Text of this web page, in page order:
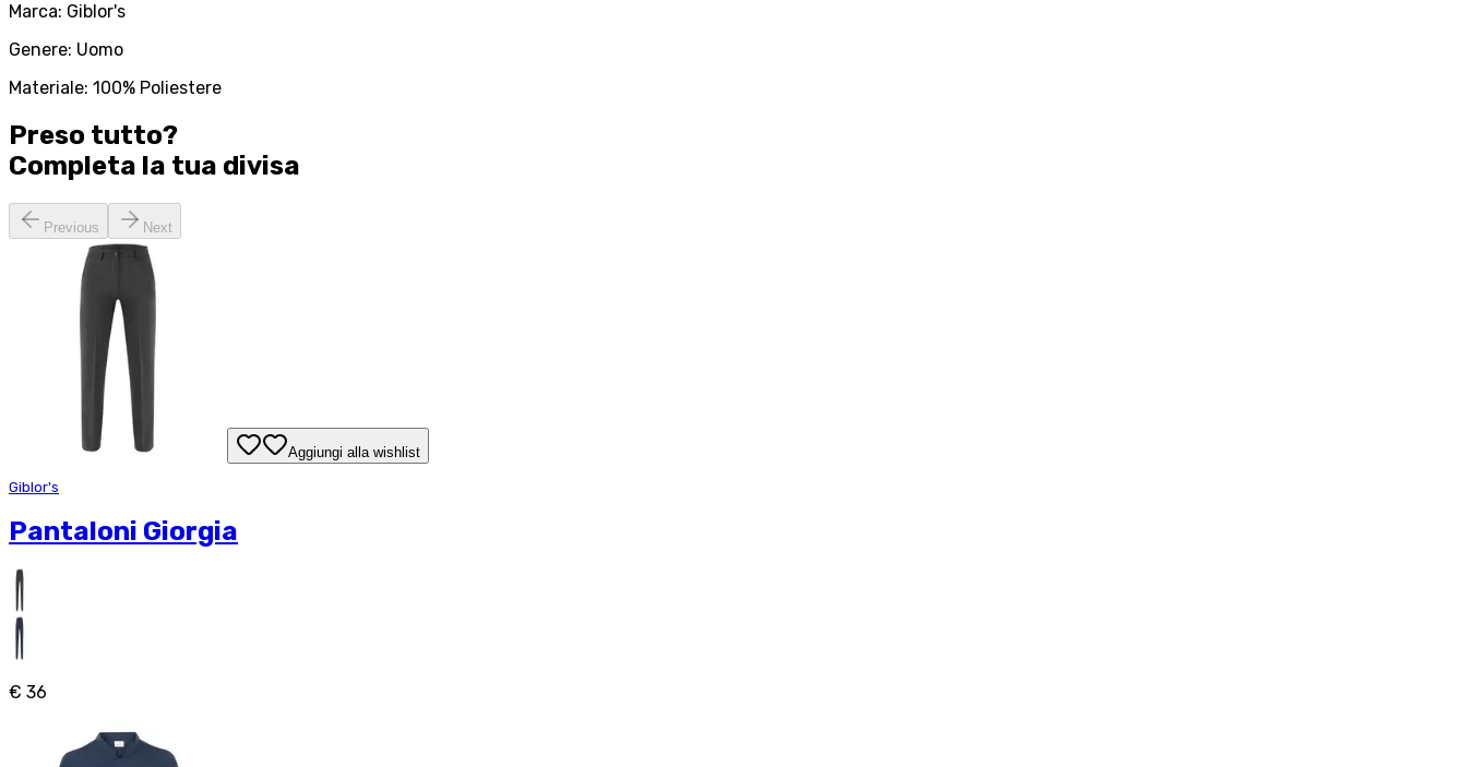
Marca: Giblor's
Genere: Uomo
Materiale: 100% Poliestere
Preso tutto?
Completa la tua divisa
Previous Next
Aggiungi alla wishlist
Giblor's
Pantaloni Giorgia
€ 36